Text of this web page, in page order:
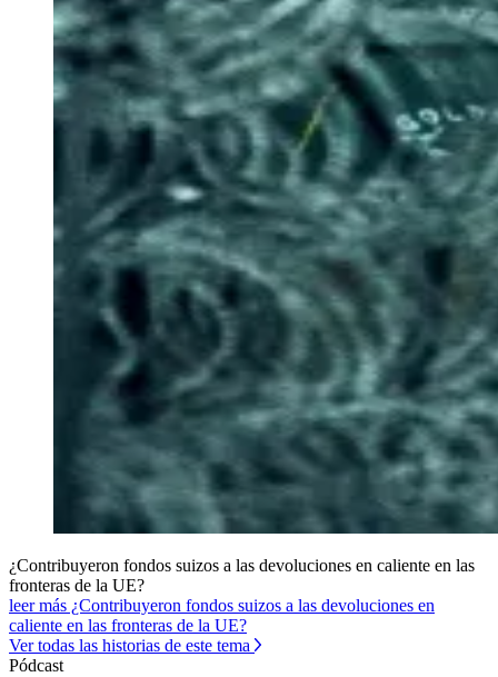
¿Contribuyeron fondos suizos a las devoluciones en caliente en las
fronteras de la UE?
leer más ¿Contribuyeron fondos suizos a las devoluciones en
caliente en las fronteras de la UE?
Ver todas las historias de este tema
Pódcast